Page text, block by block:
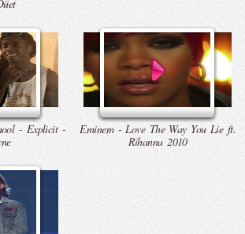
- Explicit -
Eminem - Love The Way You Lie ft.
Rihanna 2010